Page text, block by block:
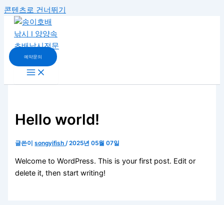
콘텐츠로 건너뛰기
예약문의
Hello world!
글쓴이songyifish/2025년 05월 07일
Welcome to WordPress. This is your first post. Edit or
delete it, then start writing!